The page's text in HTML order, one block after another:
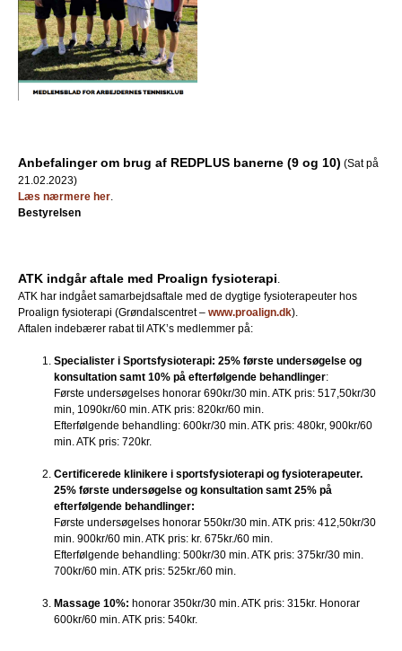
Anbefalinger om brug af REDPLUS banerne (9 og 10) (Sat på
21.02.2023)
Læs nærmere her.
Bestyrelsen
ATK indgår aftale med Proalign fysioterapi.
ATK har indgået samarbejdsaftale med de dygtige fysioterapeuter hos
Proalign fysioterapi (Grøndalscentret – www.proalign.dk).
Aftalen indebærer rabat til ATK’s medlemmer på:
Specialister i Sportsfysioterapi: 25% første undersøgelse og
konsultation samt 10% på efterfølgende behandlinger:
Første undersøgelses honorar 690kr/30 min. ATK pris: 517,50kr/30
min, 1090kr/60 min. ATK pris: 820kr/60 min.
Efterfølgende behandling: 600kr/30 min. ATK pris: 480kr, 900kr/60
min. ATK pris: 720kr.
Certificerede klinikere i sportsfysioterapi og fysioterapeuter.
25% første undersøgelse og konsultation samt 25% på
efterfølgende behandlinger:
Første undersøgelses honorar 550kr/30 min. ATK pris: 412,50kr/30
min. 900kr/60 min. ATK pris: kr. 675kr./60 min.
Efterfølgende behandling: 500kr/30 min. ATK pris: 375kr/30 min.
700kr/60 min. ATK pris: 525kr./60 min.
Massage 10%: honorar 350kr/30 min. ATK pris: 315kr. Honorar
600kr/60 min. ATK pris: 540kr.